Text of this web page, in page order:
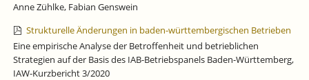
Anne Zühlke, Fabian Genswein
Strukturelle Änderungen in baden-württembergischen Betrieben
Eine empirische Analyse der Betroffenheit und betrieblichen
Strategien auf der Basis des IAB-Betriebspanels Baden-Württemberg,
IAW-Kurzbericht 3/2020